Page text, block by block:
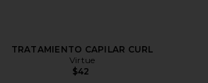
TRATAMIENTO CAPILAR CURL
Virtue
$42